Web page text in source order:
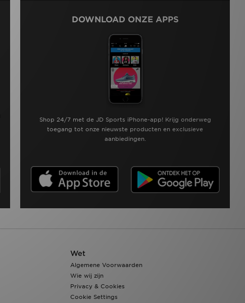
DOWNLOAD ONZE APPS
Shop 24/7 met de JD Sports iPhone-app! Krijg onderweg
toegang tot onze nieuwste producten en exclusieve
aanbiedingen.
Wet
Algemene Voorwaarden
Wie wij zijn
Privacy & Cookies
Cookie Settings